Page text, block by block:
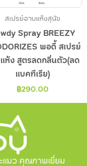
สเปรย์อาบแห้งสุนัข
Spray BREEZY
พอดี้ สเปรย์
ห้ง สูตรลดกลิ่นตัว(ลด
แบคทีเรีย)
฿290.00
แมว คุณภาพเยี่ยม